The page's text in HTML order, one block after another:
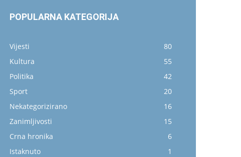
POPULARNA KATEGORIJA
Vijesti
80
Kultura
55
Politika
42
Sport
20
Nekategorizirano
16
Zanimljivosti
15
Crna hronika
6
Istaknuto
1